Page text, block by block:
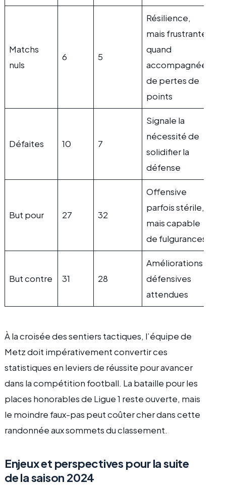
Matchs
nuls
6 5
Résilience,
mais frustrante
quand
accompagnée
de pertes de
points
Défaites 10 7
Signale la
nécessité de
solidifier la
défense
But pour 27 32
Offensive
parfois stérile,
mais capable
de fulgurances
But contre 31 28
Améliorations
défensives
attendues
À la croisée des sentiers tactiques, l’équipe de
Metz doit impérativement convertir ces
statistiques en leviers de réussite pour avancer
dans la compétition football. La bataille pour les
places honorables de Ligue 1 reste ouverte, mais
le moindre faux-pas peut coûter cher dans cette
randonnée aux sommets du classement.
Enjeux et perspectives pour la suite
de la saison 2024